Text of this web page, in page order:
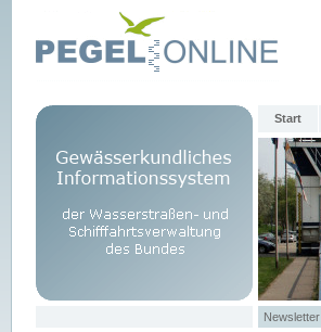
Start
Newsletter